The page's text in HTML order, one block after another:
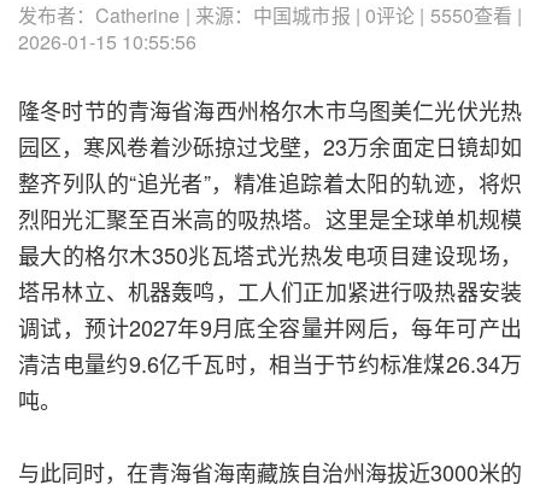
发布者：Catherine | 来源：中国城市报 | 0评论 | 5550查看 |
2026-01-15 10:55:56
隆冬时节的青海省海西州格尔木市乌图美仁光伏光热
园区，寒风卷着沙砾掠过戈壁，23万余面定日镜却如
整齐列队的“追光者”，精准追踪着太阳的轨迹，将炽
烈阳光汇聚至百米高的吸热塔。这里是全球单机规模
最大的格尔木350兆瓦塔式光热发电项目建设现场，
塔吊林立、机器轰鸣，工人们正加紧进行吸热器安装
调试，预计2027年9月底全容量并网后，每年可产出
清洁电量约9.6亿千瓦时，相当于节约标准煤26.34万
吨。
与此同时，在青海省海南藏族自治州海拔近3000米的